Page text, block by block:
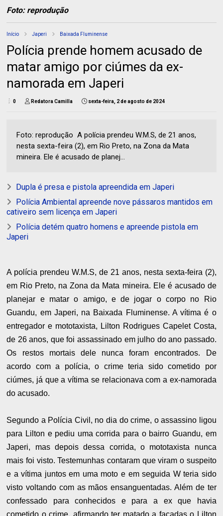
Foto: reprodução
Início Japeri Baixada Fluminense
Polícia prende homem acusado de
matar amigo por ciúmes da ex-
namorada em Japeri
0 Redatora Camilla sexta-feira, 2 de agosto de 2024
Foto: reprodução A polícia prendeu W.M.S, de 21 anos,
nesta sexta-feira (2), em Rio Preto, na Zona da Mata
mineira. Ele é acusado de planej...
Dupla é presa e pistola apreendida em Japeri
Polícia Ambiental apreende nove pássaros mantidos em
cativeiro sem licença em Japeri
Polícia detém quatro homens e apreende pistola em
Japeri
A polícia prendeu W.M.S, de 21 anos, nesta sexta-feira (2),
em Rio Preto, na Zona da Mata mineira. Ele é acusado de
planejar e matar o amigo, e de jogar o corpo no Rio
Guandu, em Japeri, na Baixada Fluminense. A vítima é o
entregador e mototaxista, Lilton Rodrigues Capelet Costa,
de 26 anos, que foi assassinado em julho do ano passado.
Os restos mortais dele nunca foram encontrados. De
acordo com a polícia, o crime teria sido cometido por
ciúmes, já que a vítima se relacionava com a ex-namorada
do acusado.
Segundo a Polícia Civil, no dia do crime, o assassino ligou
para Lilton e pediu uma corrida para o bairro Guandu, em
Japeri, mas depois dessa corrida, o mototaxista nunca
mais foi visto. Testemunhas contaram que viram o suspeito
e a vítima juntos em uma moto e em seguida W teria sido
visto voltando com as mãos ensanguentadas. Além de ter
confessado para conhecidos e para a ex que havia
cometido o crime, afirmando ter matado a facadas o Lilton